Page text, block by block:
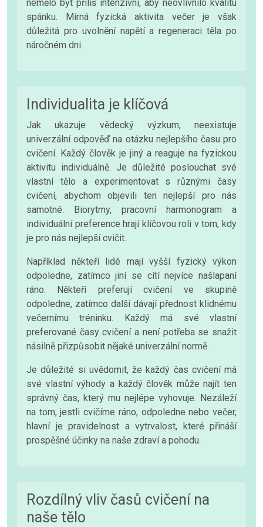
nemělo být příliš intenzivní, aby neovlivnilo kvalitu
spánku. Mírná fyzická aktivita večer je však
důležitá pro uvolnění napětí a regeneraci těla po
náročném dni.
Individualita je klíčová
Jak ukazuje vědecký výzkum, neexistuje
univerzální odpověď na otázku nejlepšího času pro
cvičení. Každý člověk je jiný a reaguje na fyzickou
aktivitu individuálně. Je důležité poslouchat své
vlastní tělo a experimentovat s různými časy
cvičení, abychom objevili ten nejlepší pro nás
samotné. Biorytmy, pracovní harmonogram a
individuální preference hrají klíčovou roli v tom, kdy
je pro nás nejlepší cvičit.
Například někteří lidé mají vyšší fyzický výkon
odpoledne, zatímco jiní se cítí nejvíce našlapaní
ráno. Někteří preferují cvičení ve skupině
odpoledne, zatímco další dávají přednost klidnému
večernímu tréninku. Každý má své vlastní
preferované časy cvičení a není potřeba se snažit
násilně přizpůsobit nějaké univerzální normě.
Je důležité si uvědomit, že každý čas cvičení má
své vlastní výhody a každý člověk může najít ten
správný čas, který mu nejlépe vyhovuje. Nezáleží
na tom, jestli cvičíme ráno, odpoledne nebo večer,
hlavní je pravidelnost a vytrvalost, které přináší
prospěšné účinky na naše zdraví a pohodu.
Rozdílný vliv časů cvičení na
naše tělo